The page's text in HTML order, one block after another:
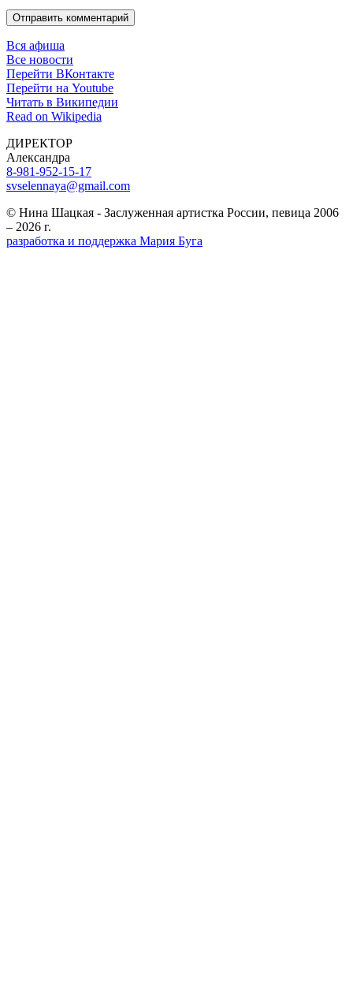
Отправить комментарий
Вся афиша
Все новости
Перейти ВКонтакте
Перейти на Youtube
Читать в Википедии
Read on Wikipedia
ДИРЕКТОР
Александра
8-981-952-15-17
svselennaya@gmail.com
© Нина Шацкая - Заслуженная артистка России, певица 2006
– 2026 г.
разработка и поддержка Мария Буга